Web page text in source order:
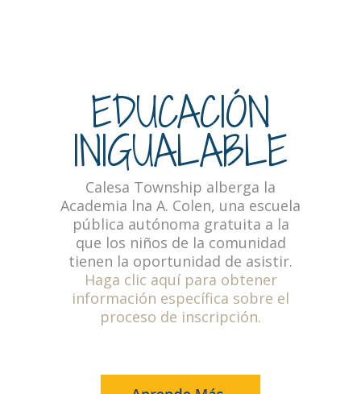
EDUCACIÓN
INIGUALABLE
Calesa Township alberga la
Academia lna A. Colen, una escuela
pública autónoma gratuita a la
que los niños de la comunidad
tienen la oportunidad de asistir.
Haga clic aquí para obtener
información específica sobre el
proceso de inscripción.